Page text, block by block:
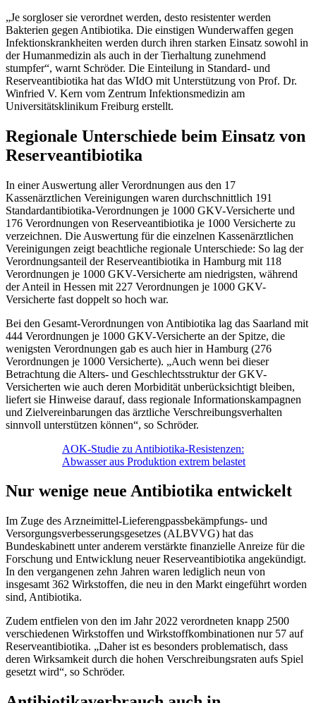
„Je sorgloser sie verordnet werden, desto resistenter werden
Bakterien gegen Antibiotika. Die einstigen Wunderwaffen gegen
Infektionskrankheiten werden durch ihren starken Einsatz sowohl in
der Humanmedizin als auch in der Tierhaltung zunehmend
stumpfer“, warnt Schröder. Die Einteilung in Standard- und
Reserveantibiotika hat das WIdO mit Unterstützung von Prof. Dr.
Winfried V. Kern vom Zentrum Infektionsmedizin am
Universitätsklinikum Freiburg erstellt.
Regionale Unterschiede beim Einsatz von
Reserveantibiotika
In einer Auswertung aller Verordnungen aus den 17
Kassenärztlichen Vereinigungen waren durchschnittlich 191
Standardantibiotika-Verordnungen je 1000 GKV-Versicherte und
176 Verordnungen von Reserveantibiotika je 1000 Versicherte zu
verzeichnen. Die Auswertung für die einzelnen Kassenärztlichen
Vereinigungen zeigt beachtliche regionale Unterschiede: So lag der
Verordnungsanteil der Reserveantibiotika in Hamburg mit 118
Verordnungen je 1000 GKV-Versicherte am niedrigsten, während
der Anteil in Hessen mit 227 Verordnungen je 1000 GKV-
Versicherte fast doppelt so hoch war.
Bei den Gesamt-Verordnungen von Antibiotika lag das Saarland mit
444 Verordnungen je 1000 GKV-Versicherte an der Spitze, die
wenigsten Verordnungen gab es auch hier in Hamburg (276
Verordnungen je 1000 Versicherte). „Auch wenn bei dieser
Betrachtung die Alters- und Geschlechtsstruktur der GKV-
Versicherten wie auch deren Morbidität unberücksichtigt bleiben,
liefert sie Hinweise darauf, dass regionale Informationskampagnen
und Zielvereinbarungen das ärztliche Verschreibungsverhalten
sinnvoll unterstützen können“, so Schröder.
AOK-Studie zu Antibiotika-Resistenzen:
Abwasser aus Produktion extrem belastet
Nur wenige neue Antibiotika entwickelt
Im Zuge des Arzneimittel-Lieferengpassbekämpfungs- und
Versorgungsverbesserungsgesetzes (ALBVVG) hat das
Bundeskabinett unter anderem verstärkte finanzielle Anreize für die
Forschung und Entwicklung neuer Reserveantibiotika angekündigt.
In den vergangenen zehn Jahren waren lediglich neun von
insgesamt 362 Wirkstoffen, die neu in den Markt eingeführt worden
sind, Antibiotika.
Zudem entfielen von den im Jahr 2022 verordneten knapp 2500
verschiedenen Wirkstoffen und Wirkstoffkombinationen nur 57 auf
Reserveantibiotika. „Daher ist es besonders problematisch, dass
deren Wirksamkeit durch die hohen Verschreibungsraten aufs Spiel
gesetzt wird“, so Schröder.